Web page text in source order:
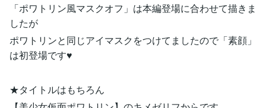
「ポワトリン風マスクオフ」は本編登場に合わせて描きま
したが
ポワトリンと同じアイマスクをつけてましたので「素顔」
は初登場です♥
★タイトルはもちろん